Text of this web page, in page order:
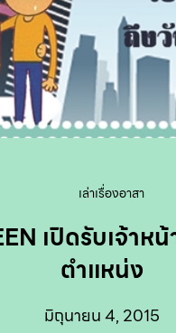
เล่าเรื่องอาสา
เปิดรับเจ้าห
ตำแหน่ง
มิถุนายน 4, 2015